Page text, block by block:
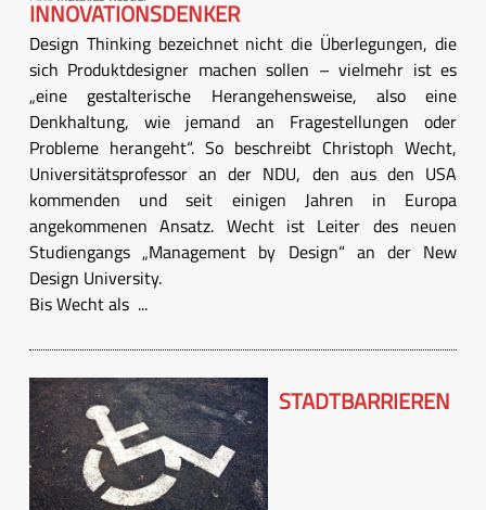
INNOVATIONSDENKER
Design Thinking bezeichnet nicht die Überlegungen, die
sich Produktdesigner machen sollen – vielmehr ist es
„eine gestalterische Herangehensweise, also eine
Denkhaltung, wie jemand an Fragestellungen oder
Probleme herangeht“. So beschreibt Christoph Wecht,
Universitätsprofessor an der NDU, den aus den USA
kommenden und seit einigen Jahren in Europa
angekommenen Ansatz. Wecht ist Leiter des neuen
Studiengangs „Management by Design“ an der New
Design University.
Bis Wecht als ...
STADTBARRIEREN